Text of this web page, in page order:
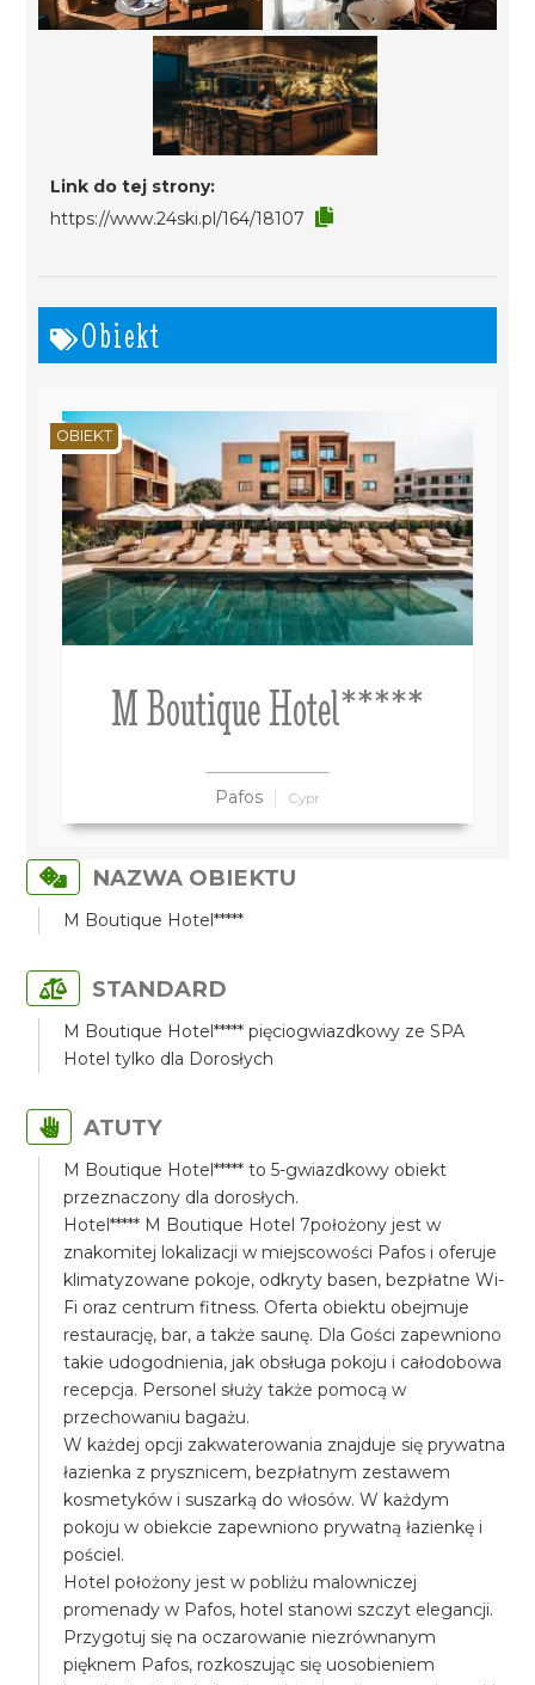
Link do tej strony:
https://www.24ski.pl/164/18107
Obiekt
M Boutique Hotel*****
Pafos Cypr
OBIEKT
NAZWA OBIEKTU
M Boutique Hotel*****
STANDARD
M Boutique Hotel***** pięciogwiazdkowy ze SPA
Hotel tylko dla Dorosłych
ATUTY
M Boutique Hotel***** to 5-gwiazdkowy obiekt
przeznaczony dla dorosłych.
Hotel***** M Boutique Hotel 7położony jest w
znakomitej lokalizacji w miejscowości Pafos i oferuje
klimatyzowane pokoje, odkryty basen, bezpłatne Wi-
Fi oraz centrum fitness. Oferta obiektu obejmuje
restaurację, bar, a także saunę. Dla Gości zapewniono
takie udogodnienia, jak obsługa pokoju i całodobowa
recepcja. Personel służy także pomocą w
przechowaniu bagażu.
W każdej opcji zakwaterowania znajduje się prywatna
łazienka z prysznicem, bezpłatnym zestawem
kosmetyków i suszarką do włosów. W każdym
pokoju w obiekcie zapewniono prywatną łazienkę i
pościel.
Hotel położony jest w pobliżu malowniczej
promenady w Pafos, hotel stanowi szczyt elegancji.
Przygotuj się na oczarowanie niezrównanym
pięknem Pafos, rozkoszując się uosobieniem